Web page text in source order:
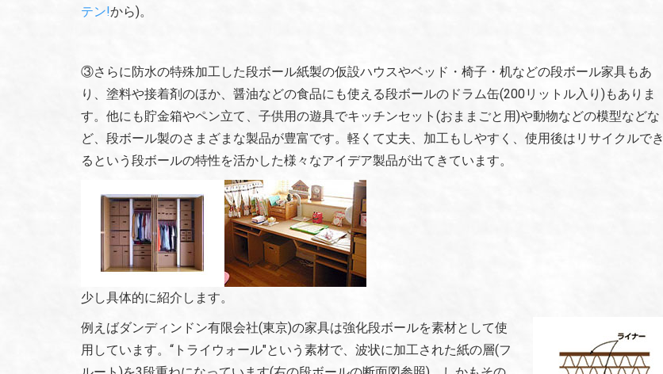
テン!から)。
③さらに防水の特殊加工した段ボール紙製の仮設ハウスやベッド・椅子・机などの段ボール家具もあ
り、塗料や接着剤のほか、醤油などの食品にも使える段ボールのドラム缶(200リットル入り)もありま
す。他にも貯金箱やペン立て、子供用の遊具でキッチンセット(おままごと用)や動物などの模型などな
ど、段ボール製のさまざまな製品が豊富です。軽くて丈夫、加工もしやすく、使用後はリサイクルでき
るという段ボールの特性を活かした様々なアイデア製品が出てきています。
少し具体的に紹介します。
例えばダンディンドン有限会社(東京)の家具は強化段ボールを素材として使
用しています。“トライウォール"という素材で、波状に加工された紙の層(フ